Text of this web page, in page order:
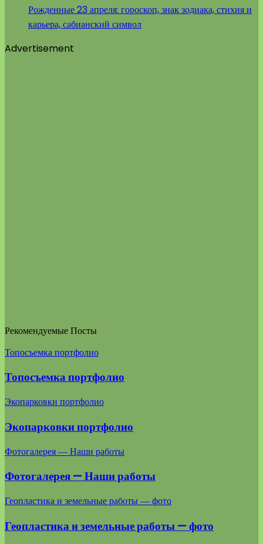
Рожденные 23 апреля: гороскоп, знак зодиака, стихия и
карьера, сабианский символ
Advertisement
Рекомендуемые Посты
Топосъемка портфолио
Топосъемка портфолио
Экопарковки портфолио
Экопарковки портфолио
Фотогалерея — Наши работы
Фотогалерея — Наши работы
Геопластика и земельные работы — фото
Геопластика и земельные работы — фото